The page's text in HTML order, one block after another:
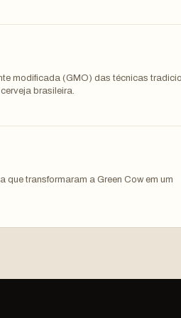
modificada (GMO) das técnicas
brasileira.
que transformaram a Green Cow em um